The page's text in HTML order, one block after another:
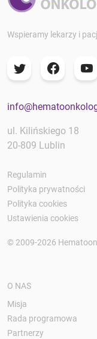
Wspieramy lekarzy i
ul. Kilińskiego 18
20-809 Lublin
Regulamin
Polityka prywatności
Polityka cookies
Ustawienia cookies
© 2009-2026
O NAS
Misja
Rada programowa
Partnerzy